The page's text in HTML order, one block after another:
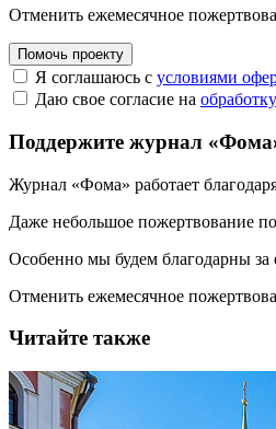
Отменить ежемесячное
Помочь проекту
Я соглашаюсь с условиями
Даю свое согласие на
Поддержите журнал
Журнал «Фома» работает
Даже небольшое пожертвование
Особенно мы будем благодарны за
Отменить ежемесячное
Читайте также